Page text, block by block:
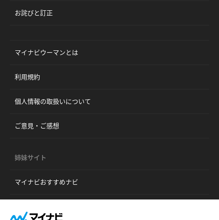
お詫びと訂正
マイナビウーマンとは
利用規約
個人情報の取扱いについて
ご意見・ご感想
姉妹サイト
マイナビおすすめナビ